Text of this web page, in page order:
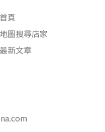
首頁
地圖搜尋店家
最新文章